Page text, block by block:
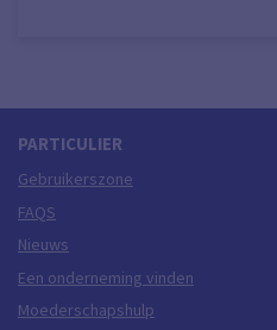
PARTICULIER
Gebruikerszone
FAQS
Nieuws
Een onderneming vinden
Moederschapshulp